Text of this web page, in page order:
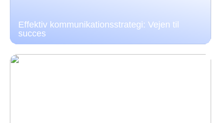
Effektiv kommunikationsstrategi: Vejen til
succes